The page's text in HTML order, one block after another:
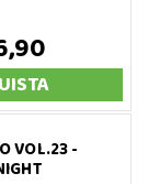
VOL.23 -